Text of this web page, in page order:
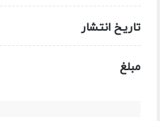
تاریخ انتشار
مبلغ